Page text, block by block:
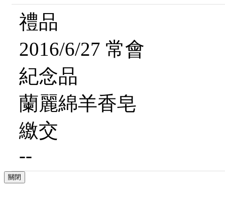
禮品
2016/6/27 常會
紀念品
蘭麗綿羊香皂
繳交
--
關閉